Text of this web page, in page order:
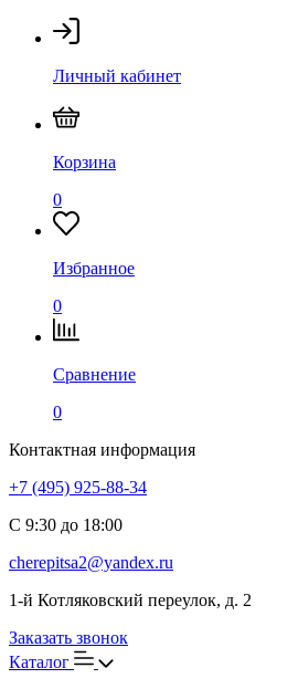
Личный кабинет
Корзина
0
Избранное
0
Сравнение
0
Контактная информация
+7 (495) 925-88-34
С 9:30 до 18:00
cherepitsa2@yandex.ru
1-й Котляковский переулок, д. 2
Заказать звонок
Каталог